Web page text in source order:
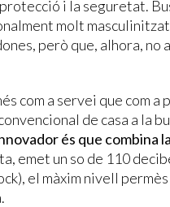
i la seguretat.
molt
però que, alhora, no
com a servei que com a
de casa a la
és que combina
emet un so de 110
el màxim nivell permès